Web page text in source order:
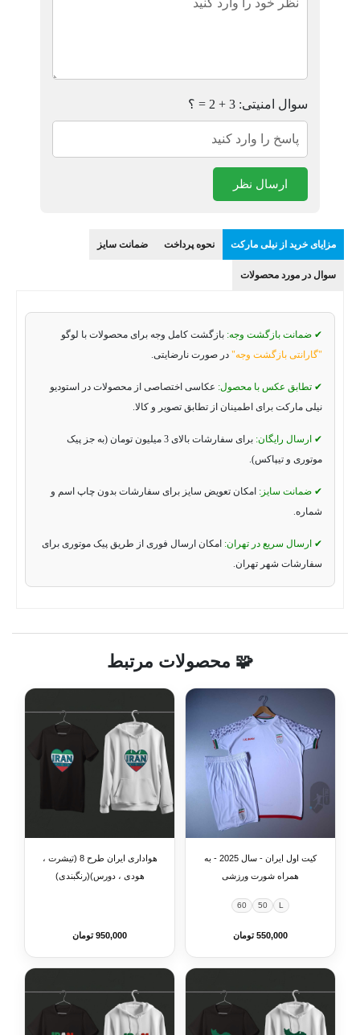
سوال امنیتی: 3 + 2 = ؟
ارسال نظر
مزایای خرید از نیلی مارکت نحوه پرداخت ضمانت سایز
سوال در مورد محصولات
✔ ضمانت بازگشت وجه: بازگشت کامل وجه برای محصولات با لوگو
"گارانتی بازگشت وجه" در صورت نارضایتی.
✔ تطابق عکس با محصول: عکاسی اختصاصی از محصولات در استودیو
نیلی مارکت برای اطمینان از تطابق تصویر و کالا.
✔ ارسال رایگان:
برای سفارشات بالای 3 میلیون تومان (به جز پیک
موتوری و تیپاکس).
✔ ضمانت سایز: امکان تعویض سایز برای سفارشات بدون چاپ اسم و
شماره.
✔ ارسال سریع در تهران: امکان ارسال فوری از طریق پیک موتوری برای
سفارشات شهر تهران.
🧩 محصولات مرتبط
کیت اول ایران - سال 2025 - به
همراه شورت ورزشی
L
50
60
550,000 تومان
هواداری ایران طرح 8 (تیشرت ،
هودی ، دورس)(رنگبندی)
950,000 تومان